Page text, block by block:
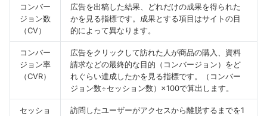
コンバー
ジョン数
（CV）
広告を出稿した結果、どれだけの成果を得られた
かを見る指標です。成果とする項目はサイトの目
的によって異なります。
コンバー
ジョン率
（CVR）
広告をクリックして訪れた人が商品の購入、資料
請求などの最終的な目的（コンバージョン）をど
れぐらい達成したかを見る指標です。（コンバー
ジョン数÷セッション数）×100で算出します。
セッショ
訪問したユーザーがアクセスから離脱するまでを1